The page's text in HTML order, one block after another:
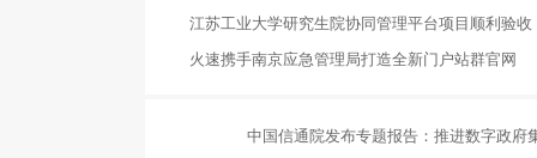
江苏工业大学研究生院协同管理平台项目顺利验收
火速携手南京应急管理局打造全新门户站群官网
中国信通院发布专题报告：推进数字政府